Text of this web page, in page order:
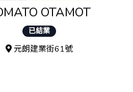
OTAMOT
已結業
元朗建業街61號